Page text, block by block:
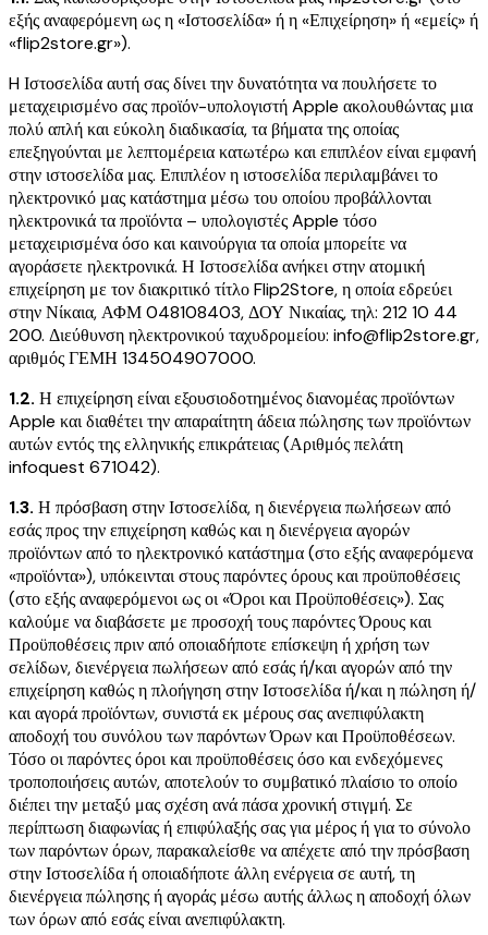
εξής αναφερόμενη ως η «Ιστοσελίδα» ή η «Επιχείρηση» ή «εμείς» ή
«flip2store.gr»).
H Ιστοσελίδα αυτή σας δίνει την δυνατότητα να πουλήσετε το
μεταχειρισμένο σας προϊόν-υπολογιστή Apple ακολουθώντας μια
πολύ απλή και εύκολη διαδικασία, τα βήματα της οποίας
επεξηγούνται με λεπτομέρεια κατωτέρω και επιπλέον είναι εμφανή
στην ιστοσελίδα μας. Επιπλέον η ιστοσελίδα περιλαμβάνει το
ηλεκτρονικό μας κατάστημα μέσω του οποίου προβάλλονται
ηλεκτρονικά τα προϊόντα – υπολογιστές Apple τόσο
μεταχειρισμένα όσο και καινούργια τα οποία μπορείτε να
αγοράσετε ηλεκτρονικά. Η Ιστοσελίδα ανήκει στην ατομική
επιχείρηση με τον διακριτικό τίτλο Flip2Store, η οποία εδρεύει
στην Νίκαια, ΑΦΜ 048108403, ΔΟΥ Νικαίας, τηλ: 212 10 44
200. Διεύθυνση ηλεκτρονικού ταχυδρομείου: info@flip2store.gr,
αριθμός ΓΕΜΗ 134504907000.
1.2. Η επιχείρηση είναι εξουσιοδοτημένος διανομέας προϊόντων
Apple και διαθέτει την απαραίτητη άδεια πώλησης των προϊόντων
αυτών εντός της ελληνικής επικράτειας (Αριθμός πελάτη
infoquest 671042).
1.3. Η πρόσβαση στην Ιστοσελίδα, η διενέργεια πωλήσεων από
εσάς προς την επιχείρηση καθώς και η διενέργεια αγορών
προϊόντων από το ηλεκτρονικό κατάστημα (στο εξής αναφερόμενα
«προϊόντα»), υπόκεινται στους παρόντες όρους και προϋποθέσεις
(στο εξής αναφερόμενοι ως οι «Όροι και Προϋποθέσεις»). Σας
καλούμε να διαβάσετε με προσοχή τους παρόντες Όρους και
Προϋποθέσεις πριν από οποιαδήποτε επίσκεψη ή χρήση των
σελίδων, διενέργεια πωλήσεων από εσάς ή/και αγορών από την
επιχείρηση καθώς η πλοήγηση στην Ιστοσελίδα ή/και η πώληση ή/
και αγορά προϊόντων, συνιστά εκ μέρους σας ανεπιφύλακτη
αποδοχή του συνόλου των παρόντων Όρων και Προϋποθέσεων.
Τόσο οι παρόντες όροι και προϋποθέσεις όσο και ενδεχόμενες
τροποποιήσεις αυτών, αποτελούν το συμβατικό πλαίσιο το οποίο
διέπει την μεταξύ μας σχέση ανά πάσα χρονική στιγμή. Σε
περίπτωση διαφωνίας ή επιφύλαξής σας για μέρος ή για το σύνολο
των παρόντων όρων, παρακαλείσθε να απέχετε από την πρόσβαση
στην Ιστοσελίδα ή οποιαδήποτε άλλη ενέργεια σε αυτή, τη
διενέργεια πώλησης ή αγοράς μέσω αυτής άλλως η αποδοχή όλων
των όρων από εσάς είναι ανεπιφύλακτη.